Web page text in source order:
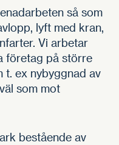
så som
lyft med kran,
Vi arbetar
företag på större
t. ex nybyggnad av
som mot
bestående av